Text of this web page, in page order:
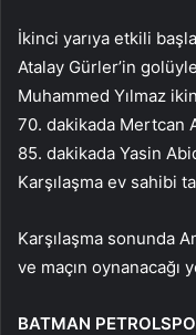
İkinci yarıya etkili
Atalay Gürler’in
Muhammed Yılmaz
70. dakikada Mertcan
85. dakikada Yasin
Karşılaşma ev sahibi
Karşılaşma sonunda
ve maçın oynanacağı
BATMAN